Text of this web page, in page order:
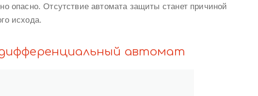
опасно. Отсутствие автомата защиты станет причиной
исхода.
автомат